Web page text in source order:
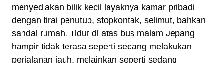
menyediakan bilik kecil layaknya kamar pribadi
dengan tirai penutup, stopkontak, selimut, bahkan
sandal rumah. Tidur di atas bus malam Jepang
hampir tidak terasa seperti sedang melakukan
perjalanan jauh, melainkan seperti sedang